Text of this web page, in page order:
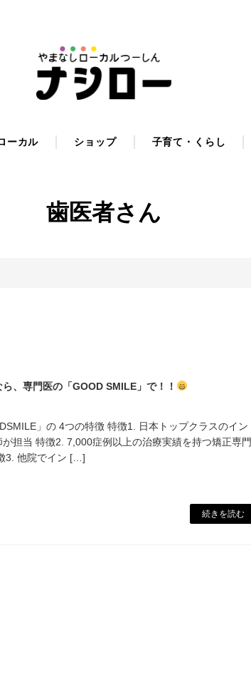
ーカル ショップ 子育て・くらし
歯医者さん
、専門医の「GOOD SMILE」で！！
」の 4つの特徴 特徴1. 日本トップクラスのイン
担当 特徴2. 7,000症例以上の治療実績を持つ矯正専門
3. 他院でイン […]
続きを読む